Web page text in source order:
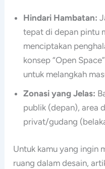
Hindari Hambatan:
tepat di depan pintu
menciptakan
konsep “Open
untuk melangkah
Zonasi yang Jelas:
publik (depan), area
privat/gudang
Untuk kamu yang ingin
ruang dalam desain,